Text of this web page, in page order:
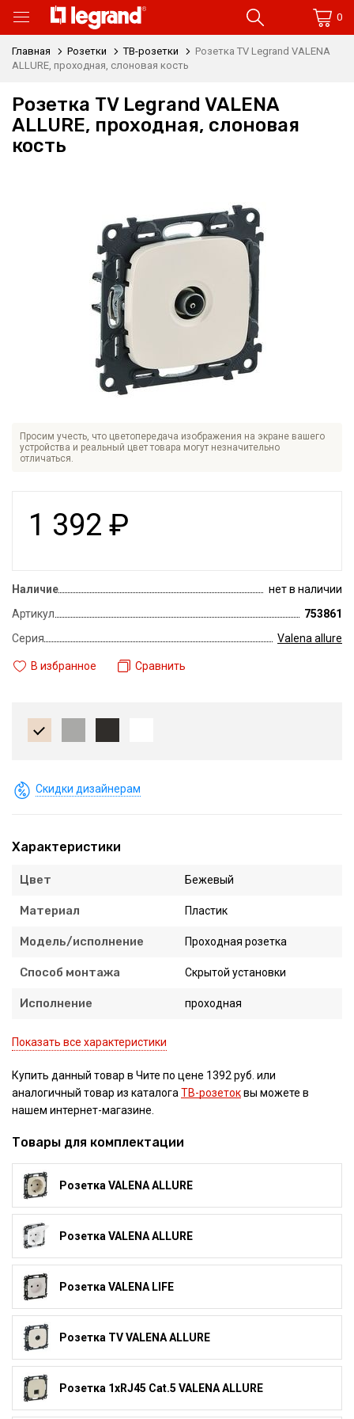
0
Главная Розетки ТВ-розетки
Розетка TV Legrand VALENA
ALLURE, проходная, слоновая кость
Розетка TV Legrand VALENA
ALLURE, проходная, слоновая
кость
Просим учесть, что цветопередача изображения на экране вашего
устройства и реальный цвет товара могут незначительно
отличаться.
1 392 ₽
Наличие
нет в наличии
Артикул
753861
Серия
Valena allure
В избранное Сравнить
Скидки дизайнерам
Характеристики
Цвет Бежевый
Материал Пластик
Модель/исполнение Проходная розетка
Способ монтажа Скрытой установки
Исполнение проходная
Показать все характеристики
Купить данный товар в Чите по цене 1392 руб. или
аналогичный товар из каталогаТВ-розетоквы можете в
нашем интернет-магазине.
Товары для комплектации
Розетка VALENA ALLURE
Розетка VALENA ALLURE
Розетка VALENA LIFE
Розетка TV VALENA ALLURE
Розетка 1xRJ45 Cat.5 VALENA ALLURE